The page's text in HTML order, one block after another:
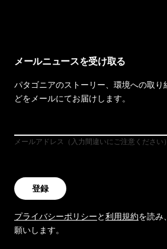
メールニュースを受け取る
パタゴニアのストーリー、環境への取り
どをメールにてお届けします。
メールアドレス（入力間違いにご注意ください）
登録
プライバシーポリシーと利用規約を読み
願いします。